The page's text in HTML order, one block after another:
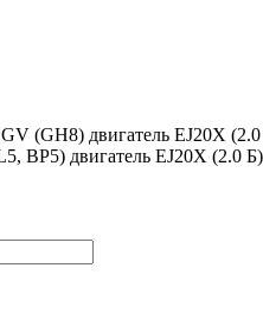
(GH8) двигатель EJ20X
BP5) двигатель EJ20X (2.0